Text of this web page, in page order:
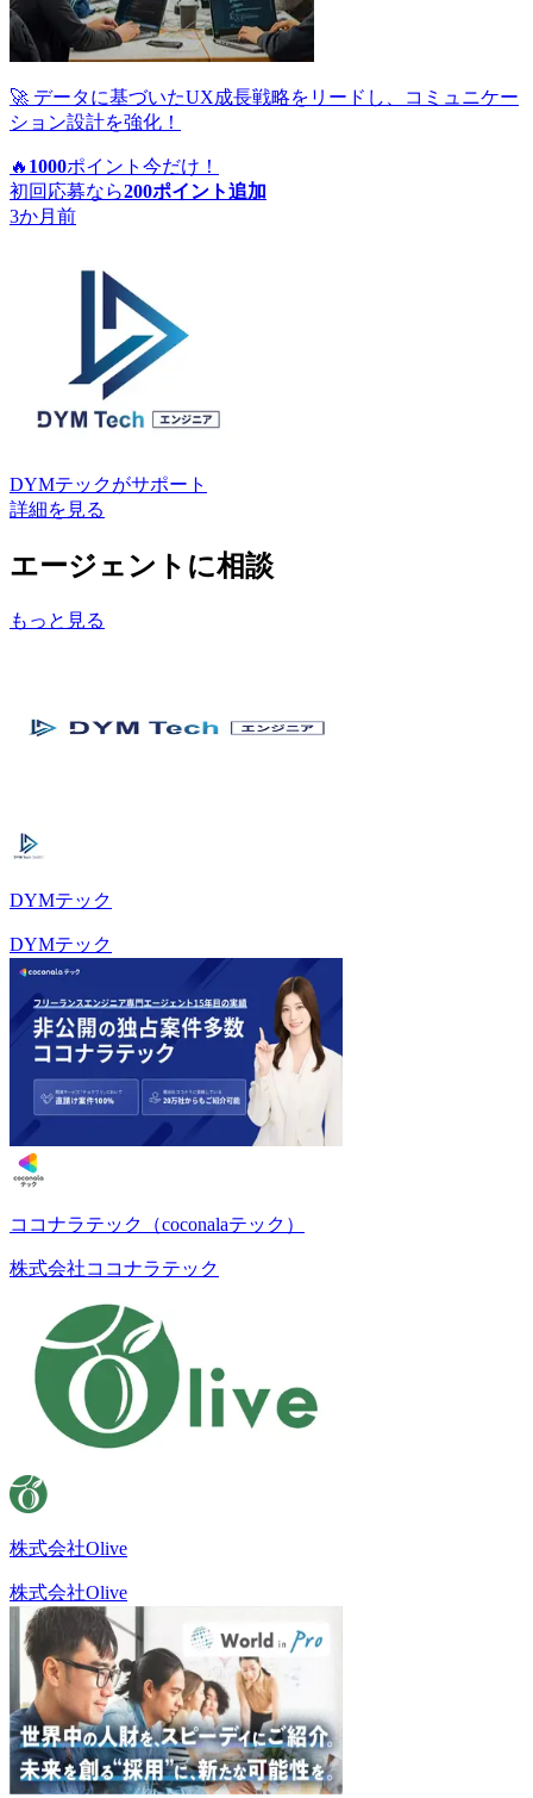
🚀 データに基づいたUX成長戦略をリードし、コミュニケー
ション設計を強化！
🔥 1000ポイント 今だけ！
初回応募なら200ポイント追加
3か月前
DYMテックがサポート
詳細を見る
エージェントに相談
もっと見る
DYMテック
DYMテック
ココナラテック（coconalaテック）
株式会社ココナラテック
株式会社Olive
株式会社Olive